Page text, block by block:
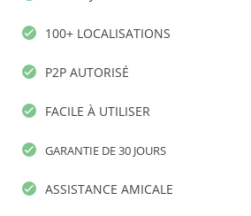
100+ LOCALISATIONS
P2P AUTORISÉ
FACILE À UTILISER
GARANTIE DE 30 JOURS
ASSISTANCE AMICALE